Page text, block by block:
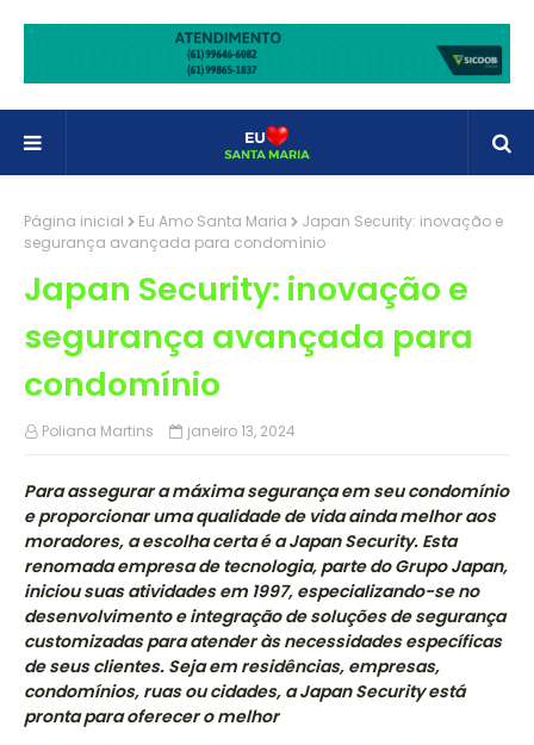
Página inicial Eu Amo Santa Maria
Japan Security: inovação e
segurança avançada para condomínio
Japan Security: inovação e
segurança avançada para
condomínio
Poliana Martins janeiro 13, 2024
Para assegurar a máxima segurança em seu condomínio
e proporcionar uma qualidade de vida ainda melhor aos
moradores, a escolha certa é a Japan Security. Esta
renomada empresa de tecnologia, parte do Grupo Japan,
iniciou suas atividades em 1997, especializando-se no
desenvolvimento e integração de soluções de segurança
customizadas para atender às necessidades específicas
de seus clientes. Seja em residências, empresas,
condomínios, ruas ou cidades, a Japan Security está
pronta para oferecer o melhor